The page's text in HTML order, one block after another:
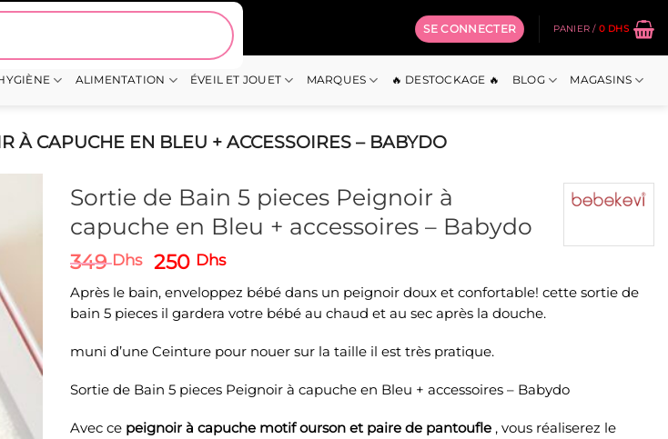
SE CONNECTER PANIER / 0 DHS
ALIMENTATION ÉVEIL ET JOUET MARQUES 🔥 DESTOCKAGE 🔥 BLOG MAGASINS
À CAPUCHE EN BLEU + ACCESSOIRES – BABYDO
Sortie de Bain 5 pieces Peignoir à
capuche en Bleu + accessoires – Babydo
349Dhs
Le
initial
était :
349 Dhs.
250 DhsLe
prix
actuel
est :
Après le bain, enveloppez bébé dans un peignoir doux et confortable! cette sortie de
bain 5 pieces il gardera votre bébé au chaud et au sec après la douche.
muni d’une Ceinture pour nouer sur la taille il est très pratique.
Sortie de Bain 5 pieces Peignoir à capuche en Bleu + accessoires – Babydo
Avec ce peignoir à capuche motif ourson et paire de pantoufle , vous réaliserez le